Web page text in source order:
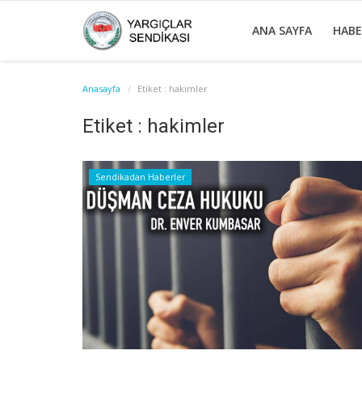
ANA SAYFA
Anasayfa Etiket : hakimler
Etiket : hakimler
Sendikadan Haberler